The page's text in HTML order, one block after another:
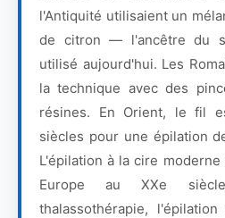
l'Antiquité utilisaient un
de citron — l'ancêtre du
utilisé aujourd'hui. Les
la technique avec des
résines. En Orient, le fil
siècles pour une épilation
L'épilation à la cire
Europe au XXe
thalassothérapie,